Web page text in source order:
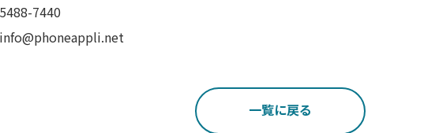
7440
一覧に戻る